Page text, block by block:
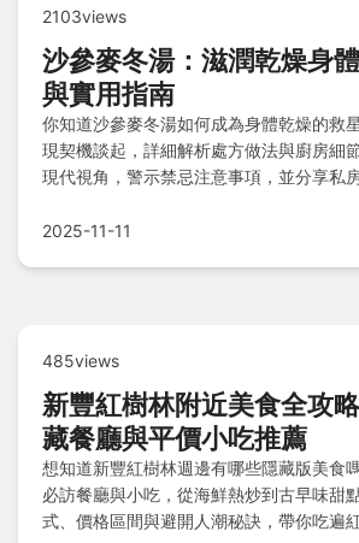
2103views
沙參麥冬湯：滋潤乾燥身
與實用指南
你知道沙參麥冬湯如何成為身體乾燥的救
現契機談起，詳細解析處方做法與廚房細
現代視角，警示禁忌注意事項，並分享私
2025-11-11
485views
新豐紅樹林附近美食全攻
藏餐廳與平價小吃推薦
想知道新豐紅樹林週邊有哪些隱藏版美食
必訪餐廳與小吃，從海鮮熱炒到古早味甜
式、價格區間與避開人潮秘訣，帶你吃遍